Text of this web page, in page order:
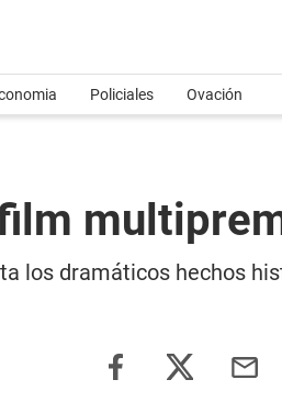
Policiales Ovación
los dramáticos hechos